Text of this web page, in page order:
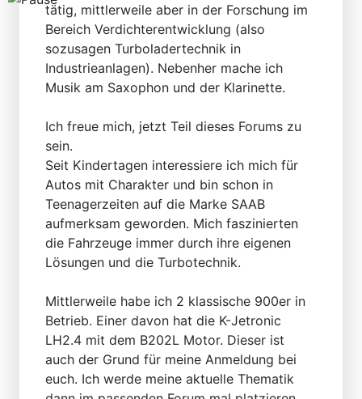
tätig, mittlerweile aber in der Forschung im
Bereich Verdichterentwicklung (also
sozusagen Turboladertechnik in
Industrieanlagen). Nebenher mache ich
Musik am Saxophon und der Klarinette.
Ich freue mich, jetzt Teil dieses Forums zu
sein.
Seit Kindertagen interessiere ich mich für
Autos mit Charakter und bin schon in
Teenagerzeiten auf die Marke SAAB
aufmerksam geworden. Mich faszinierten
die Fahrzeuge immer durch ihre eigenen
Lösungen und die Turbotechnik.
Mittlerweile habe ich 2 klassische 900er in
Betrieb. Einer davon hat die K-Jetronic
LH2.4 mit dem B202L Motor. Dieser ist
auch der Grund für meine Anmeldung bei
euch. Ich werde meine aktuelle Thematik